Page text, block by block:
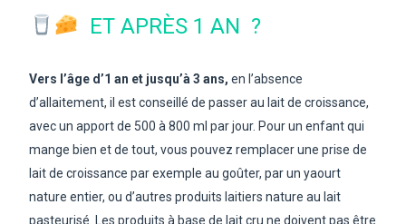
ET APRÈS 1 AN ?
Vers l’âge d’1 an et jusqu’à 3 ans, en l’absence
d’allaitement, il est conseillé de passer au lait de croissance,
avec un apport de 500 à 800 ml par jour. Pour un enfant qui
mange bien et de tout, vous pouvez remplacer une prise de
lait de croissance par exemple au goûter, par un yaourt
nature entier, ou d’autres produits laitiers nature au lait
pasteurisé. Les produits à base de lait cru ne doivent pas être